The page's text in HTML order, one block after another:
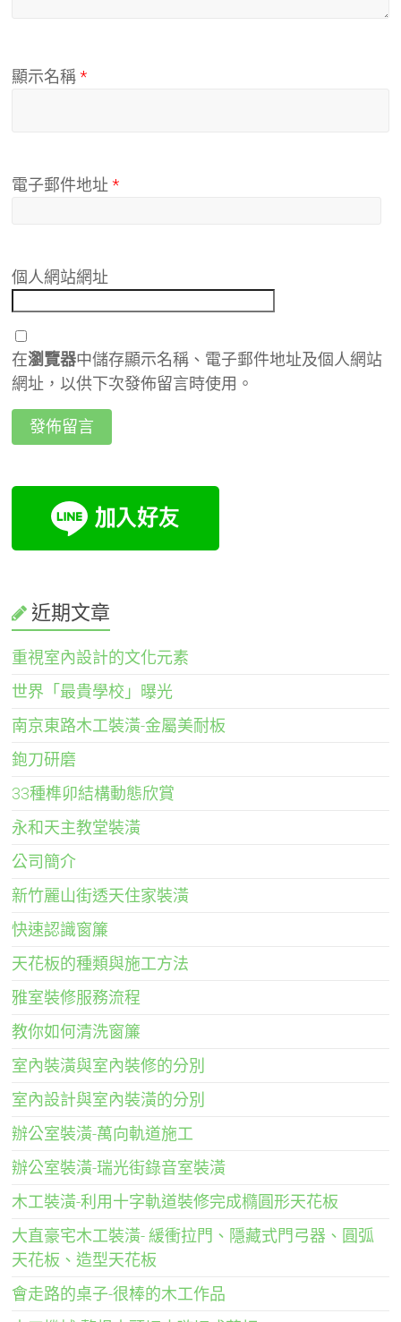
顯示名稱*
電子郵件地址*
個人網站網址
在瀏覽器中儲存顯示名稱、電子郵件地址及個人網站
網址，以供下次發佈留言時使用。
近期文章
重視室內設計的文化元素
世界「最貴學校」曝光
南京東路木工裝潢-金屬美耐板
鉋刀研磨
33種榫卯結構動態欣賞
永和天主教堂裝潢
公司簡介
新竹麗山街透天住家裝潢
快速認識窗簾
天花板的種類與施工方法
雅室裝修服務流程
教你如何清洗窗簾
室內裝潢與室內裝修的分別
室內設計與室內裝潢的分別
辦公室裝潢-萬向軌道施工
辦公室裝潢-瑞光街錄音室裝潢
木工裝潢-利用十字軌道裝修完成橢圓形天花板
大直豪宅木工裝潢- 緩衝拉門、隱藏式門弓器、圓弧
天花板、造型天花板
會走路的桌子-很棒的木工作品